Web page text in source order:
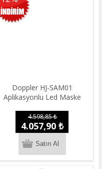
Doppler HJ-SAM01
Aplikasyonlu Led Maske
4.598,85 ₺
4.057,90 ₺